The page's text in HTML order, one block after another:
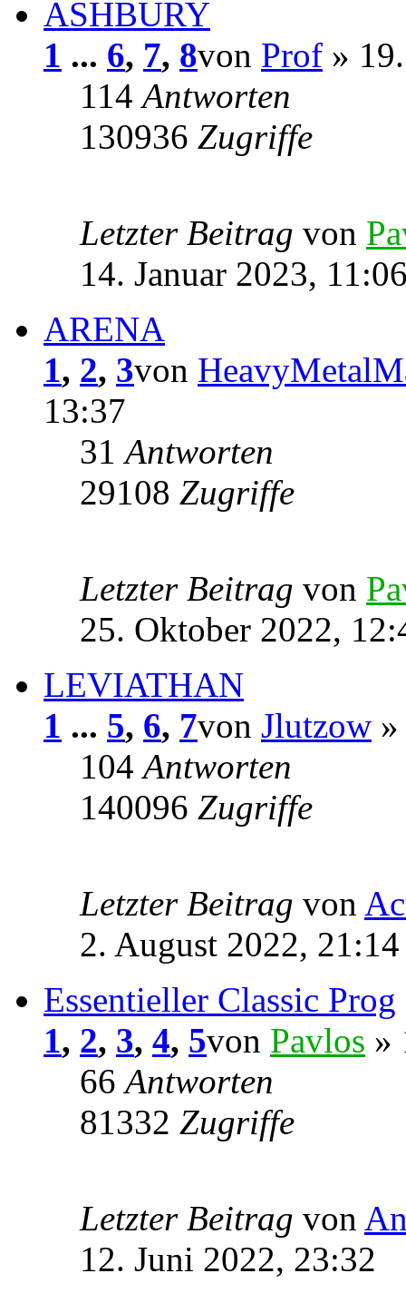
ASHBURY
1 ... 6, 7, 8von Prof »
114Antworten
130936 Zugriffe
Letzter Beitrag von
14. Januar 2023,
ARENA
1, 2, 3von
13:37
31Antworten
29108 Zugriffe
Letzter Beitrag von
25. Oktober 2022,
LEVIATHAN
1 ... 5, 6, 7von Jlutzow
104Antworten
140096 Zugriffe
Letzter Beitrag von
2. August 2022, 21:14
Essentieller Classic Prog
1, 2, 3, 4, 5von Pavlos »
66Antworten
81332 Zugriffe
Letzter Beitrag von
12. Juni 2022, 23:32